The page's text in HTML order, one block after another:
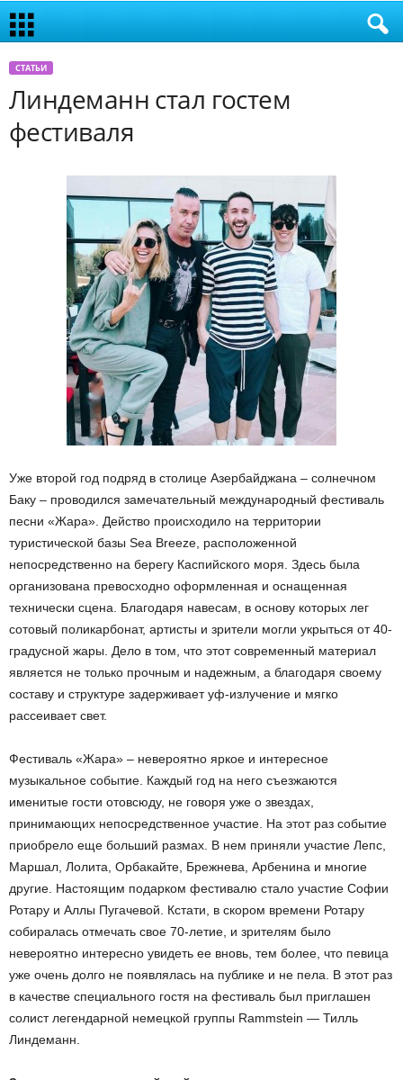
СТАТЬИ
Линдеманн стал гостем
фестиваля
Уже второй год подряд в столице Азербайджана – солнечном
Баку – проводился замечательный международный фестиваль
песни «Жара». Действо происходило на территории
туристической базы Sea Breeze, расположенной
непосредственно на берегу Каспийского моря. Здесь была
организована превосходно оформленная и оснащенная
технически сцена. Благодаря навесам, в основу которых лег
сотовый поликарбонат, артисты и зрители могли укрыться от 40-
градусной жары. Дело в том, что этот современный материал
является не только прочным и надежным, а благодаря своему
составу и структуре задерживает уф-излучение и мягко
рассеивает свет.
Фестиваль «Жара» – невероятно яркое и интересное
музыкальное событие. Каждый год на него съезжаются
именитые гости отовсюду, не говоря уже о звездах,
принимающих непосредственное участие. На этот раз событие
приобрело еще больший размах. В нем приняли участие Лепс,
Маршал, Лолита, Орбакайте, Брежнева, Арбенина и многие
другие. Настоящим подарком фестивалю стало участие Софии
Ротару и Аллы Пугачевой. Кстати, в скором времени Ротару
собиралась отмечать свое 70-летие, и зрителям было
невероятно интересно увидеть ее вновь, тем более, что певица
уже очень долго не появлялась на публике и не пела. В этот раз
в качестве специального гостя на фестиваль был приглашен
солист легендарной немецкой группы Rammstein — Тилль
Линдеманн.